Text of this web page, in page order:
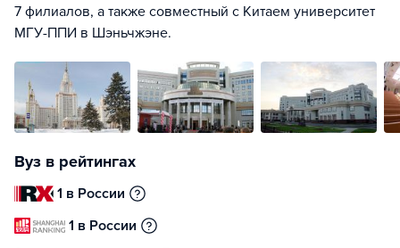
7 филиалов, а также совместный с Китаем университет
МГУ-ППИ в Шэньчжэне.
Вуз в рейтингах
1 в России
1 в России